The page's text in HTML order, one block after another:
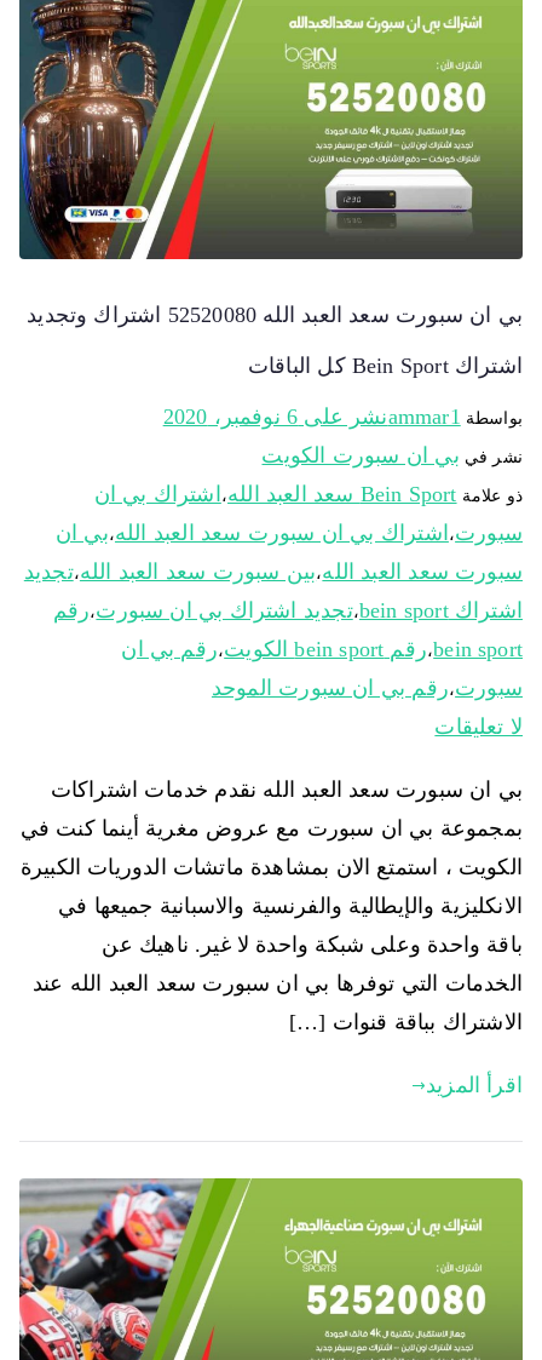
بي ان سبورت سعد العبد الله 52520080 اشتراك وتجديد
اشتراك Bein Sport كل الباقات
بواسطة ammar1نشر على 6 نوفمبر، 2020
نشر في بي ان سبورت الكويت
ذو علامة Bein Sport سعد العبد الله ، اشتراك بي ان
سبورت، اشتراك بي ان سبورت سعد العبد الله،بي ان
سبورت سعد العبد الله،بين سبورت سعد العبد الله،تجديد
اشتراك bein sport
،تجديد اشتراك بي ان سبورت،رقم
bein sport،رقم bein sport الكويت ،رقم بي ان
سبورت،رقم بي ان سبورت الموحد
لا تعليقات
بي ان سبورت سعد العبد الله نقدم خدمات اشتراكات
بمجموعة بي ان سبورت مع عروض مغرية أينما كنت في
الكويت ، استمتع الان بمشاهدة ماتشات الدوريات الكبيرة
الانكليزية والإيطالية والفرنسية والاسبانية جميعها في
باقة واحدة وعلى شبكة واحدة لا غير. ناهيك عن
الخدمات التي توفرها بي ان سبورت سعد العبد الله عند
الاشتراك بباقة قنوات […]
اقرأ المزيد